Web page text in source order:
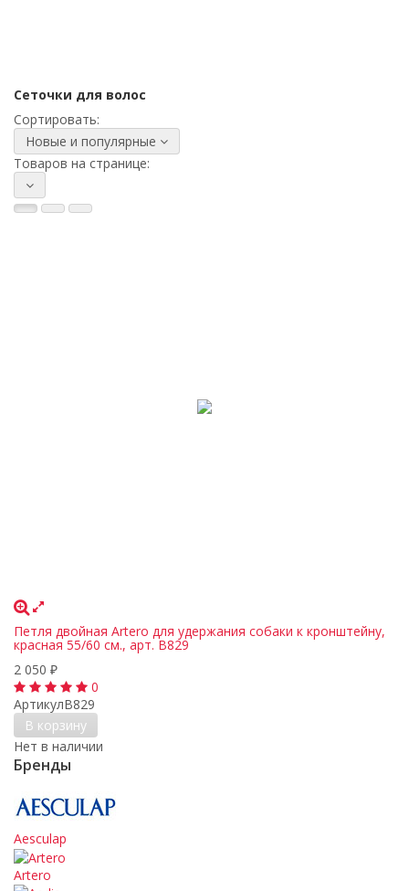
Сеточки для волос
Сортировать:
Новые и популярные
Товаров на странице:
Петля двойная Artero для удержания собаки к кронштейну,
красная 55/60 см., арт. B829
2 050 ₽
0
АртикулB829
В корзину
Нет в наличии
Бренды
Aesculap
Artero